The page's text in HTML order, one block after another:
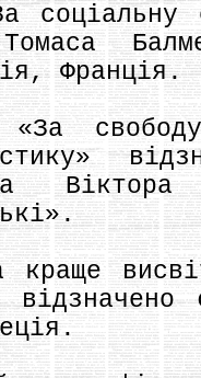
Франція.